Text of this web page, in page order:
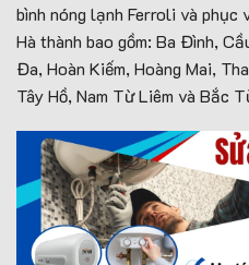
bình nóng lạnh Ferroli và phục
Hà thành bao gồm: Ba Đình,
Đa, Hoàn Kiếm, Hoàng Mai,
Tây Hồ, Nam Từ Liêm và Bắc